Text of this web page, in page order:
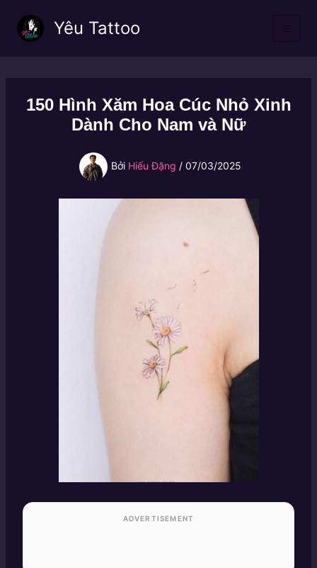
Yêu Tattoo
150 Hình Xăm Hoa Cúc Nhỏ Xinh
Dành Cho Nam và Nữ
Bởi Hiếu Đặng / 07/03/2025
ADVERTISEMENT